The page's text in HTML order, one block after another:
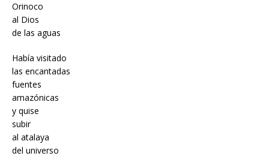
Orinoco
al Dios
de las aguas
Había visitado
las encantadas
fuentes
amazónicas
y quise
subir
al atalaya
del universo